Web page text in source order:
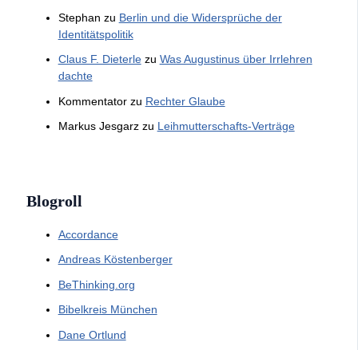
Stephan zu Berlin und die Widersprüche der
Identitätspolitik
Claus F. Dieterlezu Was Augustinus über Irrlehren
dachte
Kommentatorzu Rechter Glaube
Markus Jesgarzzu Leihmutterschafts-Verträge
Blogroll
Accordance
Andreas Köstenberger
BeThinking.org
Bibelkreis München
Dane Ortlund